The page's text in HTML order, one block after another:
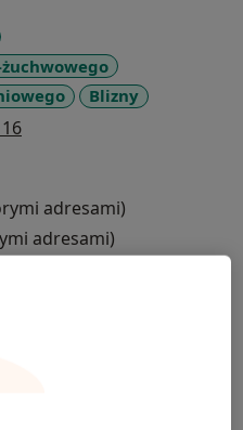
Blizny
a11y_sr_more_diseases
adresami)
adresami)
(1)